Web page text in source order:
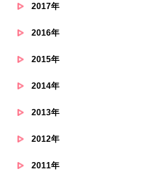
2017年
2016年
2015年
2014年
2013年
2012年
2011年